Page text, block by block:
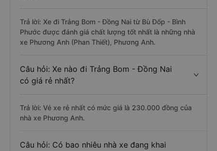
Trả lời: Xe đi Trảng Bom - Đồng Nai từ Bù Đốp - Bình
Phước được đánh giá chất lượng tốt nhất là những nhà
xe Phương Anh (Phan Thiết), Phương Anh.
Câu hỏi: Xe nào đi Trảng Bom - Đồng Nai
có giá rẻ nhất?
Trả lời: Vé xe rẻ nhất có mức giá là 230.000 đồng của
nhà xe Phương Anh.
Câu hỏi: Có bao nhiêu nhà xe đang khai